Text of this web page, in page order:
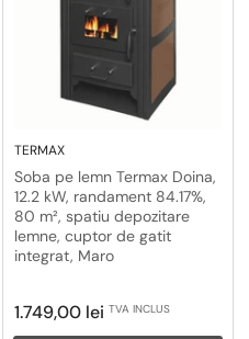
TERMAX
Soba pe lemn Termax Doina,
12.2 kW, randament 84.17%,
80 m², spatiu depozitare
lemne, cuptor de gatit
integrat, Maro
Pret
1.749,00 lei TVA INCLUS